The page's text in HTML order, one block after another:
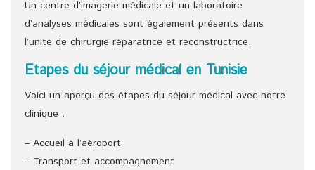
Un centre d’imagerie médicale et un laboratoire
d’analyses médicales sont également présents dans
l’unité de chirurgie réparatrice et reconstructrice.
Etapes du séjour médical en Tunisie
Voici un aperçu des étapes du séjour médical avec notre
clinique :
– Accueil à l’aéroport
– Transport et accompagnement